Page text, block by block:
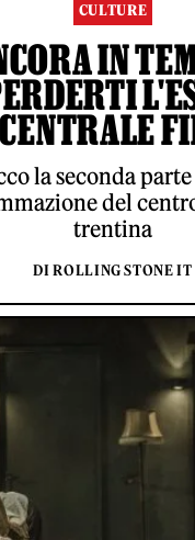
CULTURE
IN
CENTRALE
la seconda
del
trentina
DI ROLLING STONE IT